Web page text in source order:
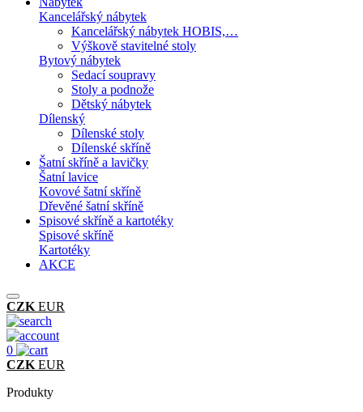
Kancelářský nábytek
Kancelářský nábytek HOBIS,…
Výškově stavitelné stoly
Bytový nábytek
Sedací soupravy
Stoly a podnože
Dětský nábytek
Dílenský
Dílenské stoly
Dílenské skříně
Šatní skříně a lavičky
Šatní lavice
Kovové šatní skříně
Dřevěné šatní skříně
Spisové skříně a kartotéky
Spisové skříně
Kartotéky
AKCE
CZK EUR
0
CZK EUR
Produkty